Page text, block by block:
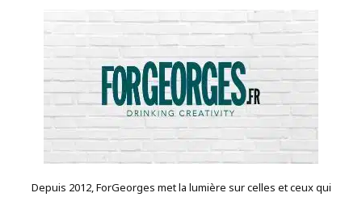
Depuis 2012, ForGeorges met la lumière sur celles et ceux qui